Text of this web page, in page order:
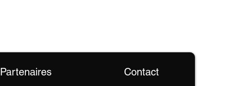
Partenaires Contact